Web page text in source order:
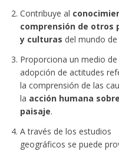
Contribuye al
comprensión de otros
y culturas del mundo de
Proporciona un medio de
adopción de actitudes
la comprensión de las
la acción humana
paisaje.
A través de los estudios
geográficos se puede